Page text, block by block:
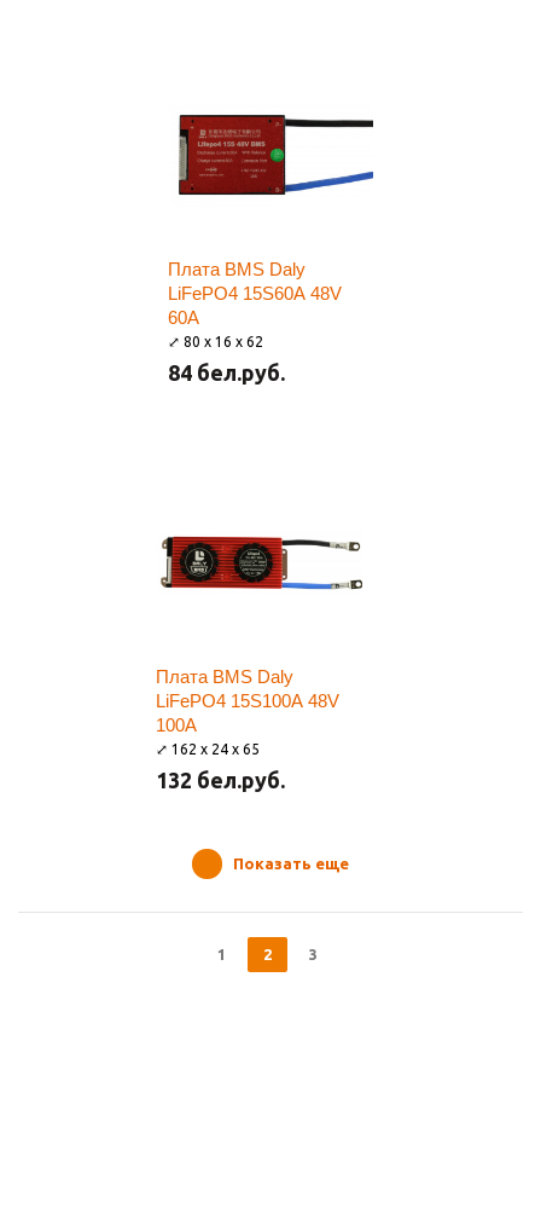
Плата BMS Daly
LiFePO4 15S60A 48V
60A
⤢ 80 x 16 x 62
84 бел.руб.
Плата BMS Daly
LiFePO4 15S100A 48V
100A
⤢ 162 x 24 x 65
132 бел.руб.
Показать еще
1 2 3